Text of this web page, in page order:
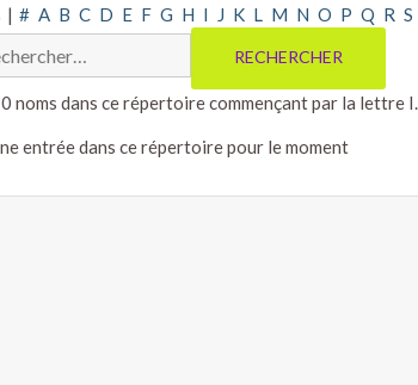
| # A B C D E F G H I J K L M N O P Q R S
noms dans ce répertoire commençant par la lettre I.
entrée dans ce répertoire pour le moment